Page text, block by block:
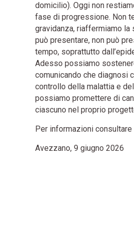
domicilio). Oggi non
fase di progressione. Non
gravidanza, riaffermiamo
può presentare, non può
tempo, soprattutto
Adesso possiamo
comunicando che diagnosi
controllo della malattia e
possiamo promettere di
ciascuno nel proprio
Per informazioni
Avezzano, 9 giugno 2026